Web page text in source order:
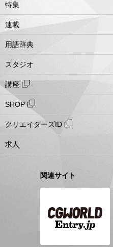
特集
連載
用語辞典
スタジオ
講座
SHOP
クリエイターズID
求人
関連サイト